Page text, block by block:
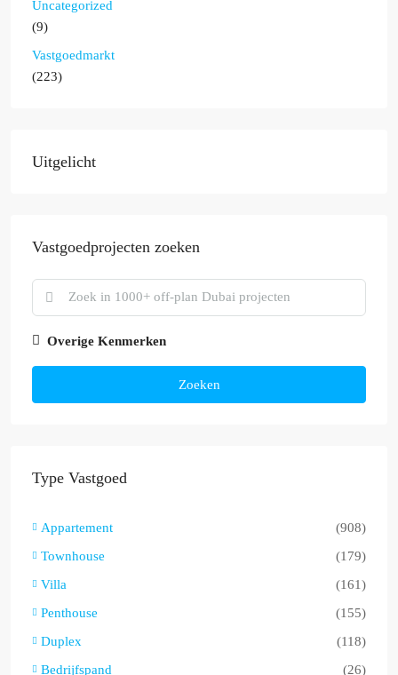
Uncategorized
(9)
Vastgoedmarkt
(223)
Uitgelicht
Vastgoedprojecten zoeken
Overige Kenmerken
Zoeken
Type Vastgoed
Appartement
(908)
Townhouse
(179)
Villa
(161)
Penthouse
(155)
Duplex
(118)
Bedrijfspand
(26)